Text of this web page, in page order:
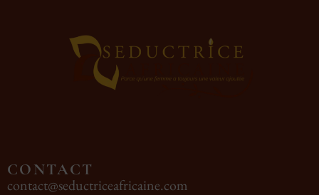
CONTACT
contact@seductriceafricaine.com